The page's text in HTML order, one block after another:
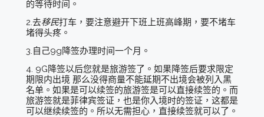
的等待时间。
2.去移民打车，要注意避开下班上班高峰期，要不堵车
堵得头疼。
3.自己9g降签办理时间一个月。
4. 9G降签以后您就是旅游签了。如果降签后要求限定
期限内出境 那么没得商量不能延期不出境会被列入黑
名单。如果是可以续签的旅游签是可以直接续签的。而
旅游签就是菲律宾签证，也是你入境时的签证，这都是
可以继续续签的。所以无需担心，直接续签就可以了。